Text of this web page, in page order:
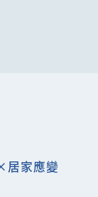
居家應變